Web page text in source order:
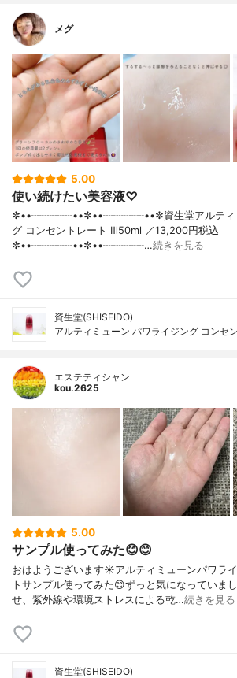
メグ
5.00
使い続けたい美容液♡
✼••┈┈┈┈••✼••┈┈┈┈••✼資生堂アルティミ
グ コンセントレート Ⅲ50ml ／13,200円税込
✼••┈┈┈┈••✼••┈┈┈┈…続きを見る
資生堂(SHISEIDO)
アルティミューン パワライジング コンセ
エステティシャン
kou.2625
5.00
サンプル使ってみた😊😊
おはようございます☀アルティミューンパワラ
トサンプル使ってみた😊ずっと気になっていま
せ、紫外線や環境ストレスによる乾…続きを見る
資生堂(SHISEIDO)